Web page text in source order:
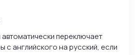
переключает
с английского на русский, если